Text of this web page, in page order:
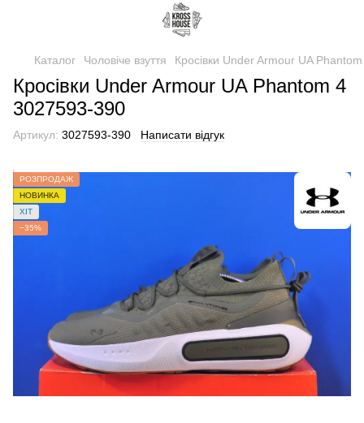
Каталог Чоловіче взуття Кросівки Under Armour UA
Кросівки Under Armour UA Phantom 4
3027593-390
Артикул: 3027593-390 Написати відгук
РОЗПРОДАЖ
НОВИНКА
ХІТ
−35%